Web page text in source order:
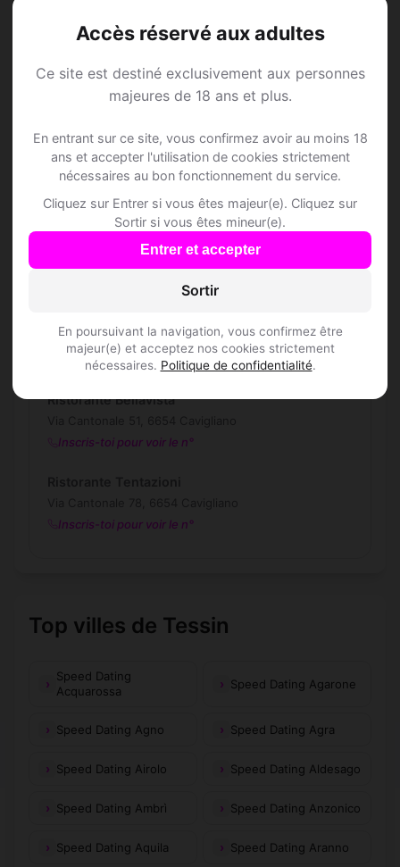
Accès réservé aux adultes
Ce site est destiné exclusivement aux personnes
majeures de 18 ans et plus.
En entrant sur ce site, vous confirmez avoir au moins 18
ans et accepter l'utilisation de cookies strictement
nécessaires au bon fonctionnement du service.
Cliquez sur Entrer si vous êtes majeur(e). Cliquez sur
Sortir si vous êtes mineur(e).
Entrer et accepter
Sortir
En poursuivant la navigation, vous confirmez être
majeur(e) et acceptez nos cookies strictement
nécessaires. Politique de confidentialité.
inscrits à Cavigliano ?
Lieux de sortie à Cavigliano
🍽️ Restaurants 3
Via Stazione 12, 6654 Cavigliano
Inscris-toi pour voir le n°
Ristorante Bellavista
Inscris-toi pour voir le n°
Inscris-toi pour voir le n°
Top villes de Tessin
Speed Dating
Acquarossa
Speed Dating Agarone
Speed Dating Agno Speed Dating Agra
Speed Dating Airolo Speed Dating Aldesago
Speed Dating Ambrì Speed Dating Anzonico
Speed Dating Aquila Speed Dating Aranno